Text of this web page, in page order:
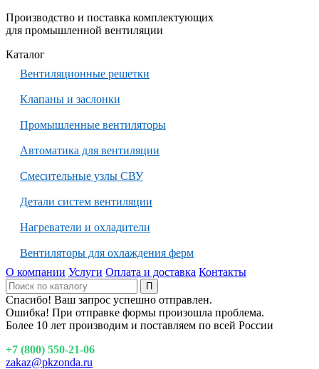
Производство и поставка комплектующих
для промышленной вентиляции
Каталог
Вентиляционные решетки
Клапаны и заслонки
Промышленные вентиляторы
Автоматика для вентиляции
Смесительные узлы СВУ
Детали систем вентиляции
Нагреватели и охладители
Вентиляторы для охлаждения ферм
О компании Услуги Оплата и доставка Контакты
Спасибо! Ваш запрос успешно отправлен.
Ошибка! При отправке формы произошла проблема.
Более 10 лет производим и поставляем по всей России
+7 (800) 550-21-06
zakaz@pkzonda.ru